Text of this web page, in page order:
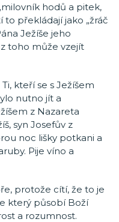
hodů a pitek,
to překládají jako „žráč
Ježíše jeho
toho může vzejít
kteří se s Ježíšem
nutno jít a
z Nazareta
syn Josefův z
noc lišky potkani a
Pije víno a
protože cítí, že to je
který působí Boží
a rozumnost.